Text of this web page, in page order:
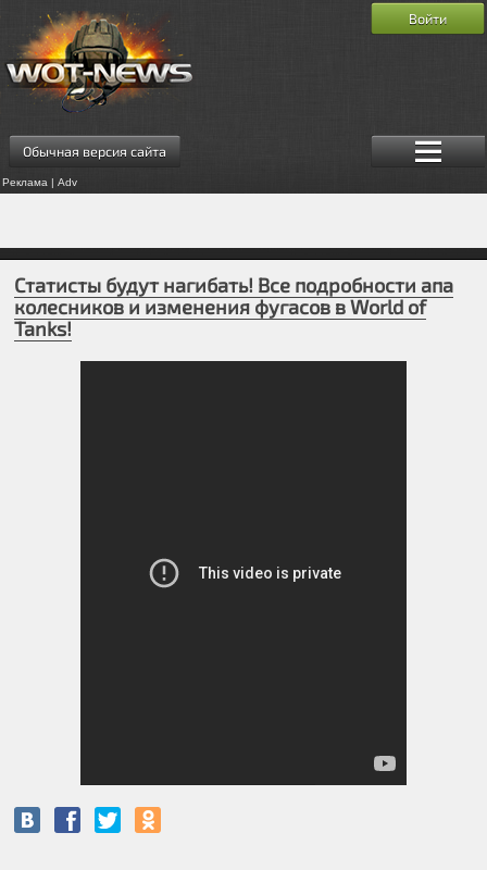
Обычная версия сайта
Реклама | Adv
Войти
Статисты будут нагибать! Все подробности апа
колесников и изменения фугасов в World of
Tanks!